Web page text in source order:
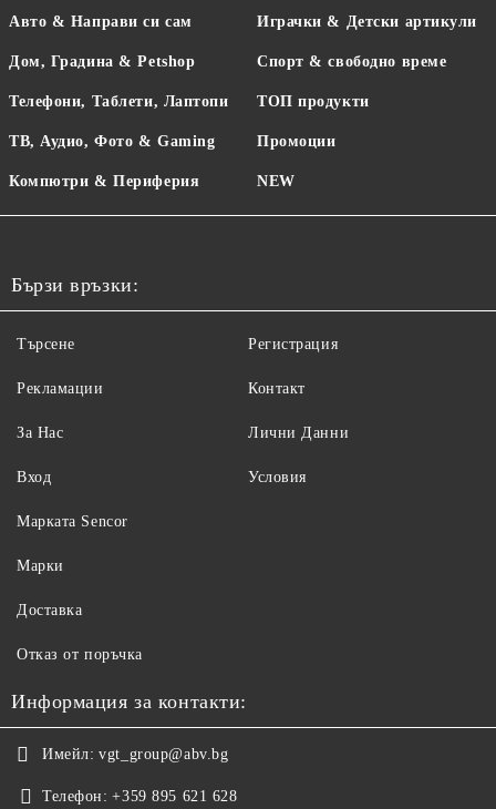
Авто & Направи си сам
Дом, Градина & Petshop
Телефони, Таблети, Лаптопи
ТВ, Аудио, Фото & Gaming
Компютри & Периферия
Играчки & Детски артикули
Спорт & свободно време
ТОП продукти
Промоции
NEW
Бързи връзки:
Търсене
Рекламации
За Нас
Вход
Регистрация
Контакт
Лични Данни
Условия
Maрката Sencor
Марки
Доставка
Отказ от поръчка
Информация за контакти:
Имейл: vgt_group@abv.bg
Телефон: +359 895 621 628